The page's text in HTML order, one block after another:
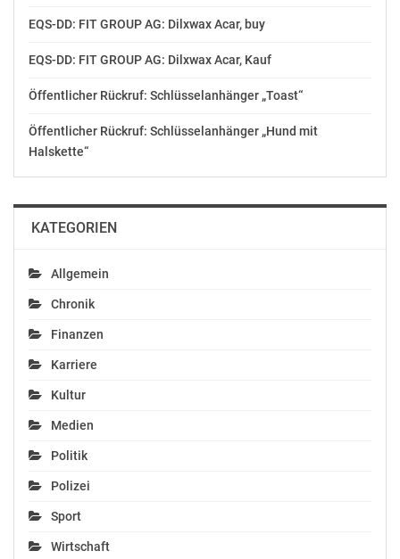
EQS-DD: FIT GROUP AG: Dilxwax Acar, buy
EQS-DD: FIT GROUP AG: Dilxwax Acar, Kauf
Öffentlicher Rückruf: Schlüsselanhänger „Toast“
Öffentlicher Rückruf: Schlüsselanhänger „Hund mit
Halskette“
KATEGORIEN
Allgemein
Chronik
Finanzen
Karriere
Kultur
Medien
Politik
Polizei
Sport
Wirtschaft